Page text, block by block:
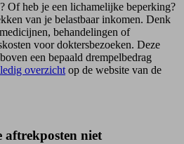
Of heb je een lichamelijke beperking?
van je belastbaar inkomen. Denk
behandelingen of
voor doktersbezoeken. Deze
een bepaald drempelbedrag
overzicht op de website van de
aftrekposten niet